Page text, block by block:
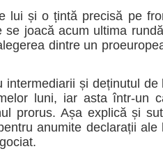
lui și o țintă precisă pe
se joacă acum ultima
dintre un
intermediarii și deținutul de
luni, iar asta într-un
prorus. Așa explică și
anumite declarații ale